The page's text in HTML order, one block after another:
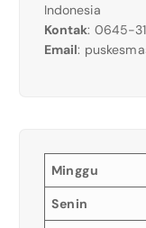
Indonesia
Kontak: 0645-
Email:
Minggu
Senin